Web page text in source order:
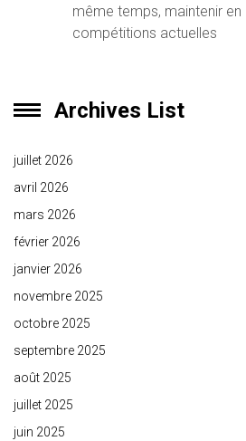
même temps, maintenir
compétitions actuelles
Archives List
juillet 2026
avril 2026
mars 2026
février 2026
janvier 2026
novembre 2025
octobre 2025
septembre 2025
août 2025
juillet 2025
juin 2025